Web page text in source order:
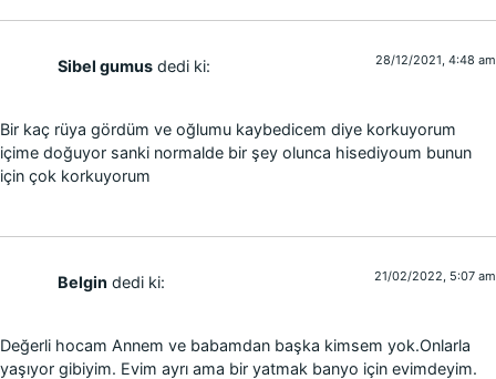
Sibel gumus dedi ki: 28/12/2021, 4:48 am
Bir kaç rüya gördüm ve oğlumu kaybedicem diye korkuyorum
içime doğuyor sanki normalde bir şey olunca hisediyoum bunun
için çok korkuyorum
Belgin dedi ki: 21/02/2022, 5:07 am
Değerli hocam Annem ve babamdan başka kimsem yok.Onlarla
yaşıyor gibiyim. Evim ayrı ama bir yatmak banyo için evimdeyim.